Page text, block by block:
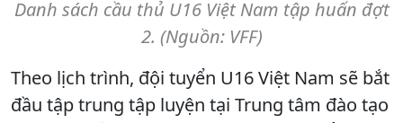
Danh sách cầu thủ U16 Việt Nam tập huấn đợt
2. (Nguồn: VFF)
Theo lịch trình, đội tuyển U16 Việt Nam sẽ bắt
đầu tập trung tập luyện tại Trung tâm đào tạo